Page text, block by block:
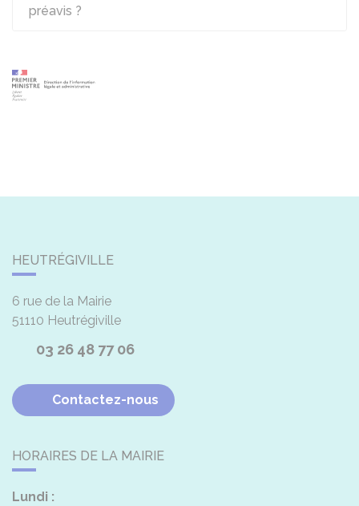
préavis ?
HEUTRÉGIVILLE
6 rue de la Mairie
51110 Heutrégiville
03 26 48 77 06
Contactez-nous
HORAIRES DE LA MAIRIE
Lundi :